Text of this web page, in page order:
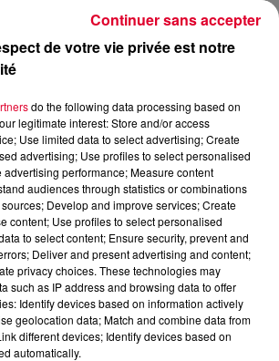
VAN DYK
de votre vie privée est notre
do the following data processing based on
legitimate interest: Store and/or access
Use limited data to select advertising; Create
advertising; Use profiles to select personalised
performance; Measure content
audiences through statistics or combinations
Develop and improve services; Create
content; Use profiles to select personalised
to select content; Ensure security, prevent and
Deliver and present advertising and content;
privacy choices. These technologies may
such as IP address and browsing data to offer
Identify devices based on information actively
geolocation data; Match and combine data from
different devices; Identify devices based on
automatically.
Continuer sans accepter